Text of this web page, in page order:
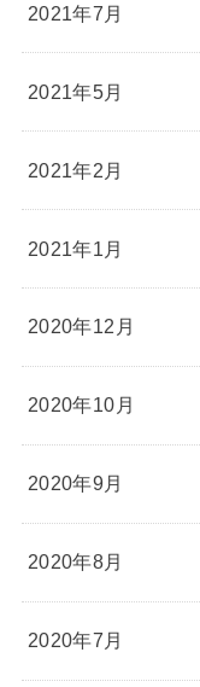
2021年7月
2021年5月
2021年2月
2021年1月
2020年12月
2020年10月
2020年9月
2020年8月
2020年7月